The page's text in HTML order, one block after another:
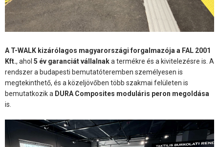
A T-WALK kizárólagos magyarországi forgalmazója a FAL 2001
Kft., ahol 5 év garanciát vállalnaka termékre és a kivitelezésre is. A
rendszer a budapesti bemutatóteremben személyesen is
megtekinthető, és a közeljövőben több szakmai felületen is
bemutatkozik a DURA Composites moduláris peron megoldása
is.